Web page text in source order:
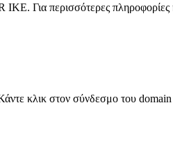
Για περισσότερες
κλικ στον σύνδεσμο του domain